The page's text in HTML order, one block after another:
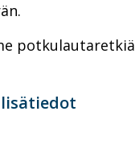
potkulautaretkiä